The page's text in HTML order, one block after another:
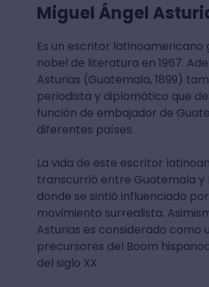
Miguel Ángel
Es un escritor latinoamericano
nobel de literatura en 1967.
Asturias (Guatemala, 1899)
periodista y diplomático que
función de embajador de
diferentes países.
La vida de este escritor
transcurrió entre Guatemala y
donde se sintió influenciado
movimiento surrealista.
Asturias es considerado como
precursores del Boom
del siglo XX